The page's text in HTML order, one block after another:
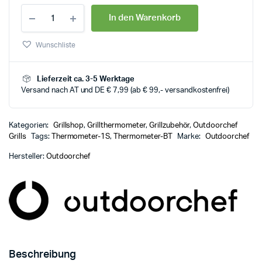
In den Warenkorb
Wunschliste
Lieferzeit ca. 3-5 Werktage
Versand nach AT und DE € 7,99 (ab € 99,- versandkostenfrei)
Kategorien: Grillshop,Grillthermometer, Grillzubehör,Outdoorchef
Grills
Tags: Thermometer-1S, Thermometer-BT Marke: Outdoorchef
Hersteller: Outdoorchef
Beschreibung